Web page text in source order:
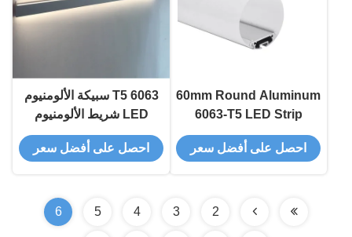
60mm Round Aluminum
6063-T5 LED Strip
بروفيل من الألومنيوم مع
غطاء Diffuser KN9
احصل على أفضل سعر
6063 T5 سبيكة الألومنيوم
LED شريط الألومنيوم
الملف مع W27.3 * H35mm
الأبعاد للأسطح المثبتة
احصل على أفضل سعر
2
3
4
5
6